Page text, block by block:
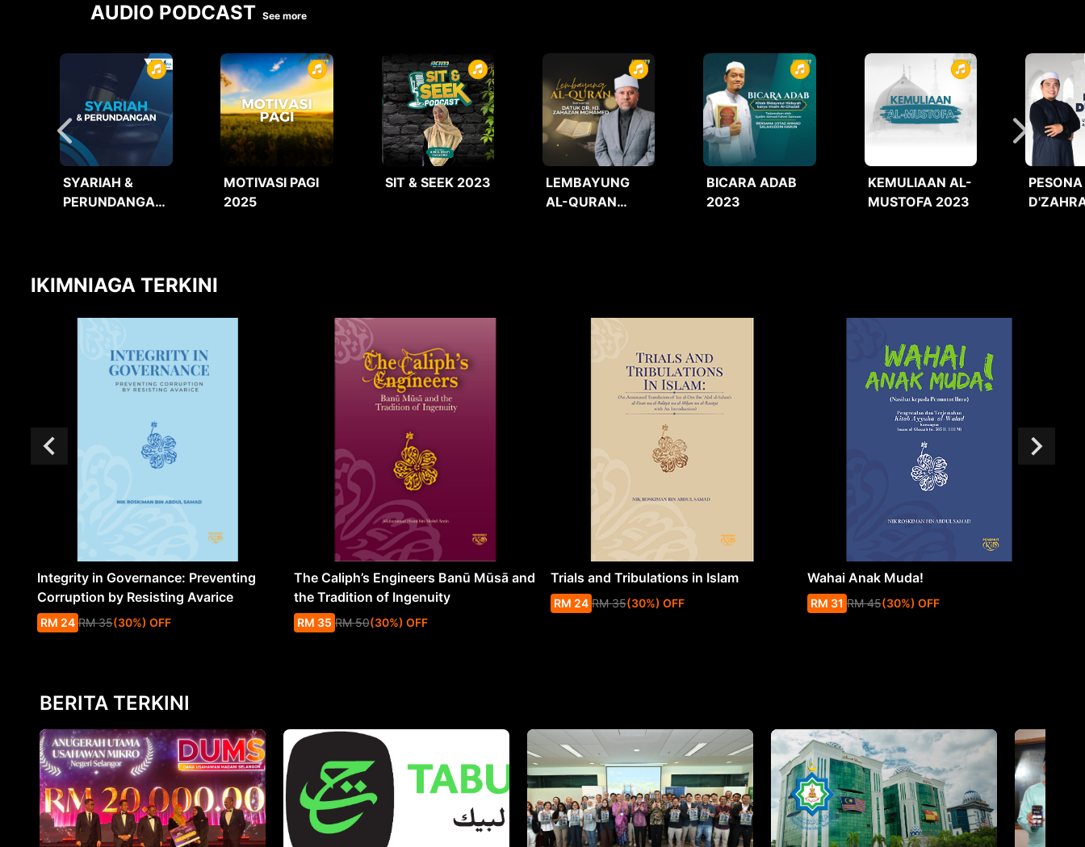
AUDIO PODCAST See more
SYARIAH &
PERUNDANGAN
MOTIVASI PAGI
2025
SIT & SEEK 2023
LEMBAYUNG
AL-QURAN
BICARA ADAB
2023
KEMULIAAN AL-
MUSTOFA 2023
PESONA
IKIMNIAGA TERKINI
Integrity in Governance: Preventing
Corruption by Resisting Avarice
RM 24 RM 35(30%) OFF
The Caliph’s Engineers Banū Mūsā and
the Tradition of Ingenuity
RM 35 RM 50(30%) OFF
Trials and Tribulations in Islam
RM 24 RM 35(30%) OFF
Wahai Anak Muda!
RM 31 RM 45(30%) OFF
BERITA TERKINI